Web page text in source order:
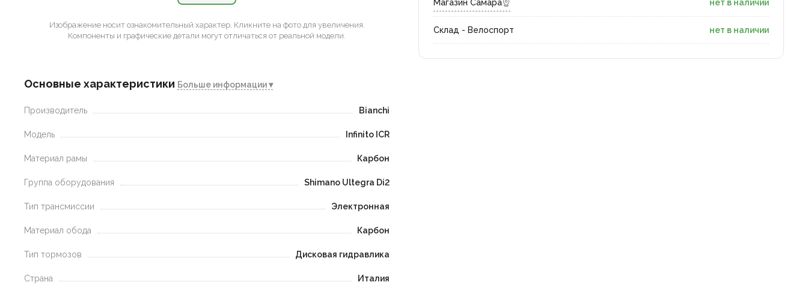
Изображение носит ознакомительный характер. Кликните на фото для увеличения.
Компоненты и графические детали могут отличаться от реальной модели.
Основные характеристики Больше информации ▾
Производитель Bianchi
Модель Infinito ICR
Материал рамы Карбон
Группа оборудования Shimano Ultegra Di2
Тип трансмиссии Электронная
Материал обода Карбон
Тип тормозов Дисковая гидравлика
Страна Италия
Магазин Самара нет в наличии
Склад - Велоспорт нет в наличии